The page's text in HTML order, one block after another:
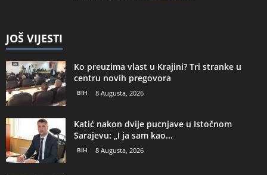
JOŠ VIJESTI
Ko preuzima vlast u Krajini? Tri stranke u
centru novih pregovora
BIH 8 Augusta, 2026
Katić nakon dvije pucnjave u Istočnom
Sarajevu: „I ja sam kao...
BIH 8 Augusta, 2026